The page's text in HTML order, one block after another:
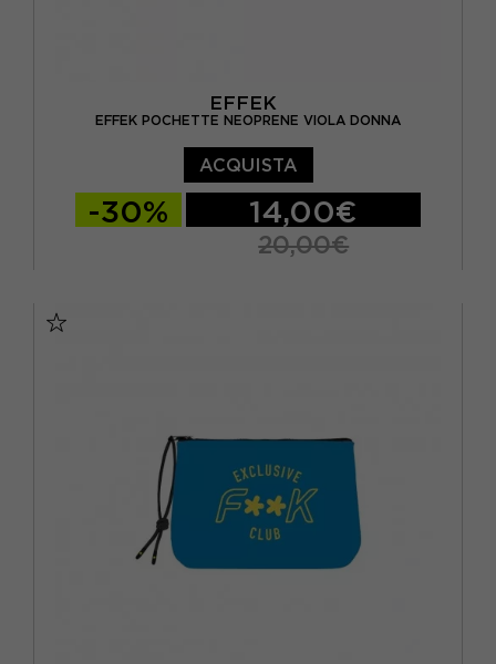
EFFEK
EFFEK POCHETTE NEOPRENE VIOLA DONNA
ACQUISTA
-30% 14,00€
20,00€